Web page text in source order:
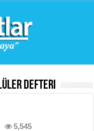
Defteri
5,545